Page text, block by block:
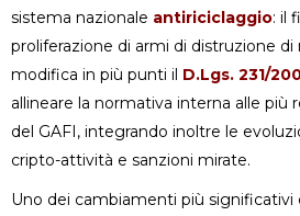
sistema nazionale antiriciclaggio: il
proliferazione di armi di distruzione di
modifica in più punti il D.Lgs. 231/
allineare la normativa interna alle più
del GAFI, integrando inoltre le
cripto-attività e sanzioni mirate.
Uno dei cambiamenti più significativi